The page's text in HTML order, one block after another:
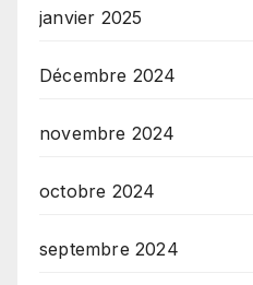
janvier 2025
Décembre 2024
novembre 2024
octobre 2024
septembre 2024